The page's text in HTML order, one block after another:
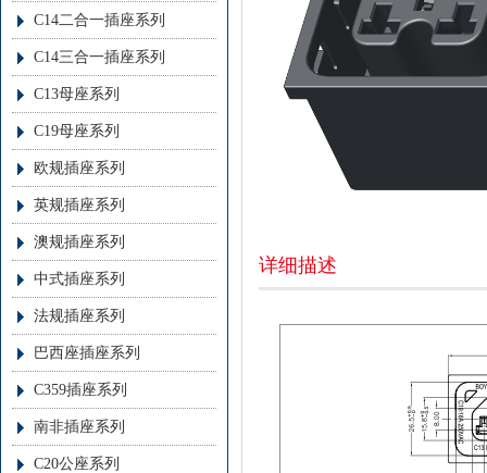
C14二合一插座系列
C14三合一插座系列
C13母座系列
C19母座系列
欧规插座系列
英规插座系列
澳规插座系列
中式插座系列
法规插座系列
巴西座插座系列
C359插座系列
南非插座系列
C20公座系列
详细描述